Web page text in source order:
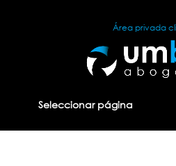
Área privada
Seleccionar página